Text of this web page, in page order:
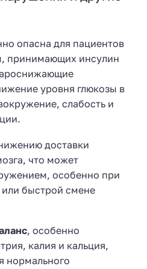
опасна для пациентов
принимающих инсулин
уровня глюкозы в
слабость и
доставки
что может
особенно при
или быстрой смене
, особенно
калия и кальция,
нормального